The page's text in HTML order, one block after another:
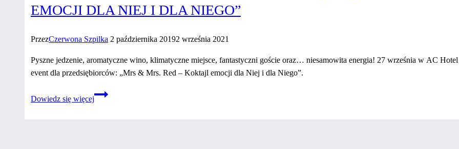
EMOCJI DLA NIEJ I DLA NIEGO”
PrzezCzerwona Szpilka 2 października 20192 września 2021
Pyszne jedzenie, aromatyczne wino, klimatyczne miejsce, fantastyczni goście oraz… niesamowita energia! 27 września w AC
event dla przedsiębiorców: „Mrs & Mrs. Red – Koktajl emocji dla Niej i dla Niego”.
Dowiedz się więcej
Czerwone